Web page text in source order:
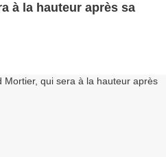
à la hauteur après sa